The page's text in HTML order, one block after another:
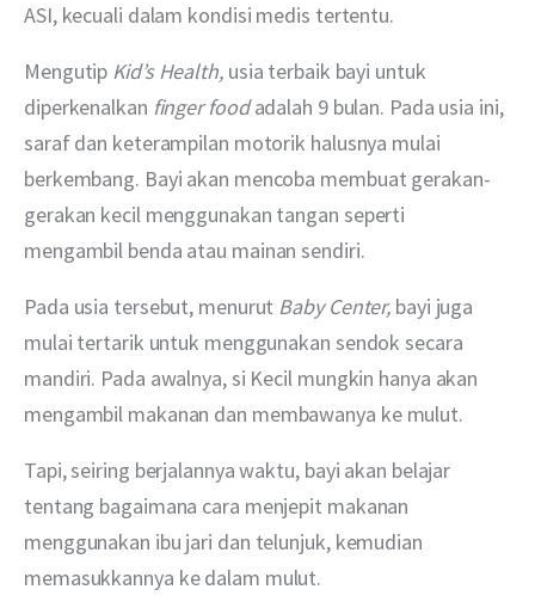
ASI, kecuali dalam kondisi medis tertentu.
Mengutip Kid’s Health, usia terbaik bayi untuk
diperkenalkan finger food adalah 9 bulan. Pada usia ini,
saraf dan keterampilan motorik halusnya mulai
berkembang. Bayi akan mencoba membuat gerakan-
gerakan kecil menggunakan tangan seperti
mengambil benda atau mainan sendiri.
Pada usia tersebut, menurut Baby Center, bayi juga
mulai tertarik untuk menggunakan sendok secara
mandiri. Pada awalnya, si Kecil mungkin hanya akan
mengambil makanan dan membawanya ke mulut.
Tapi, seiring berjalannya waktu, bayi akan belajar
tentang bagaimana cara menjepit makanan
menggunakan ibu jari dan telunjuk, kemudian
memasukkannya ke dalam mulut.